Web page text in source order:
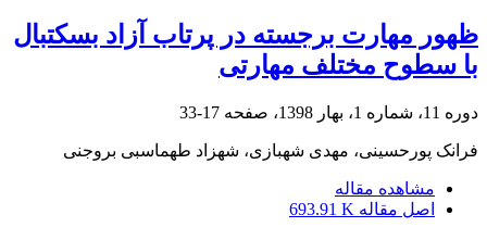
ظهور مهارت برجسته در پرتاب آزاد بسکتبال
با سطوح مختلف مهارتی
دوره 11، شماره 1، بهار 1398، صفحه 17-33
فرانک پورحسینی، مهدی شهبازی، شهزاد طهماسبی بروجنی
مشاهده مقاله
اصل مقاله 693.91 K